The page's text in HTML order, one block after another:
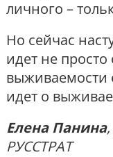
личного –
Но сейчас
идет не
выживаемости
идет о
Елена Панина
РУССТРАТ